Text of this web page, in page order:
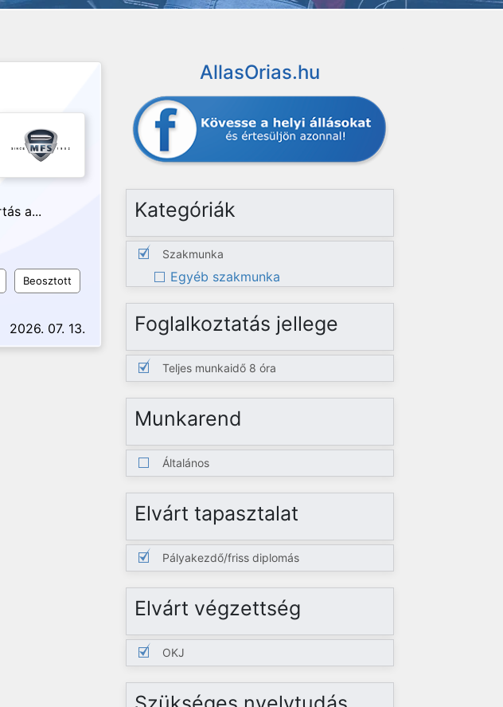
a...
Beosztott
2026. 07. 13.
AllasOrias.hu
Kategóriák
Szakmunka
Egyéb szakmunka
Foglalkoztatás jellege
Teljes munkaidő 8 óra
Munkarend
Általános
Elvárt tapasztalat
Pályakezdő/friss diplomás
Elvárt végzettség
OKJ